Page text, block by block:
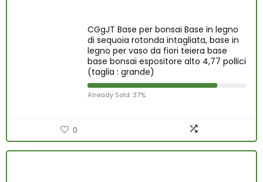
CGgJT Base per bonsai Base in legno
di sequoia rotonda intagliata, base in
legno per vaso da fiori teiera base
base bonsai espositore alto 4,77 pollici
(taglia : grande)
Already Sold: 37%
0